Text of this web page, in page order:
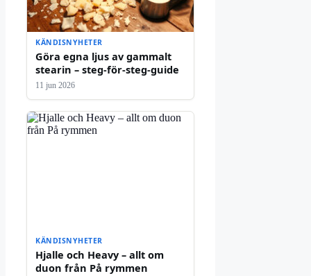
KÄNDISNYHETER
Göra egna ljus av gammalt
stearin – steg-för-steg-guide
11 jun 2026
KÄNDISNYHETER
Hjalle och Heavy – allt om
duon från På rymmen